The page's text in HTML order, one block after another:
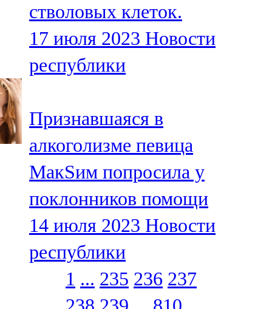
стволовых клеток.
17 июля 2023 Новости
республики
Признавшаяся в
алкоголизме певица
МакSим попросила у
поклонников помощи
14 июля 2023 Новости
республики
1 ... 235 236 237